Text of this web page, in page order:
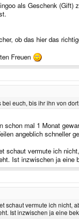
als Geschenk (Gift)
ob das hier das
Freuen
euch, bis ihr ihn von
schon mal 1 Monat
angeblich schneller
schaut vermute ich
Ist inzwischen ja eine
schaut vermute ich nicht,
Ist inzwischen ja eine